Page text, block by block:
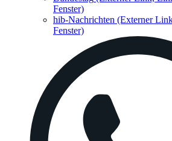
Fenster)
hib-Nachrichten (Externer
Fenster)